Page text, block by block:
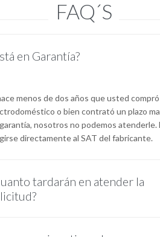
FAQ´S
en Garantía?
menos de dos años que usted
o bien contrató un plazo
nosotros no podemos atenderle.
directamente al SAT del fabricante.
tardarán en atender la